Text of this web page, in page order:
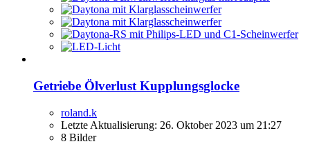
Getriebe Ölverlust Kupplungsglocke
roland.k
Letzte Aktualisierung: 26. Oktober 2023 um 21:27
8 Bilder